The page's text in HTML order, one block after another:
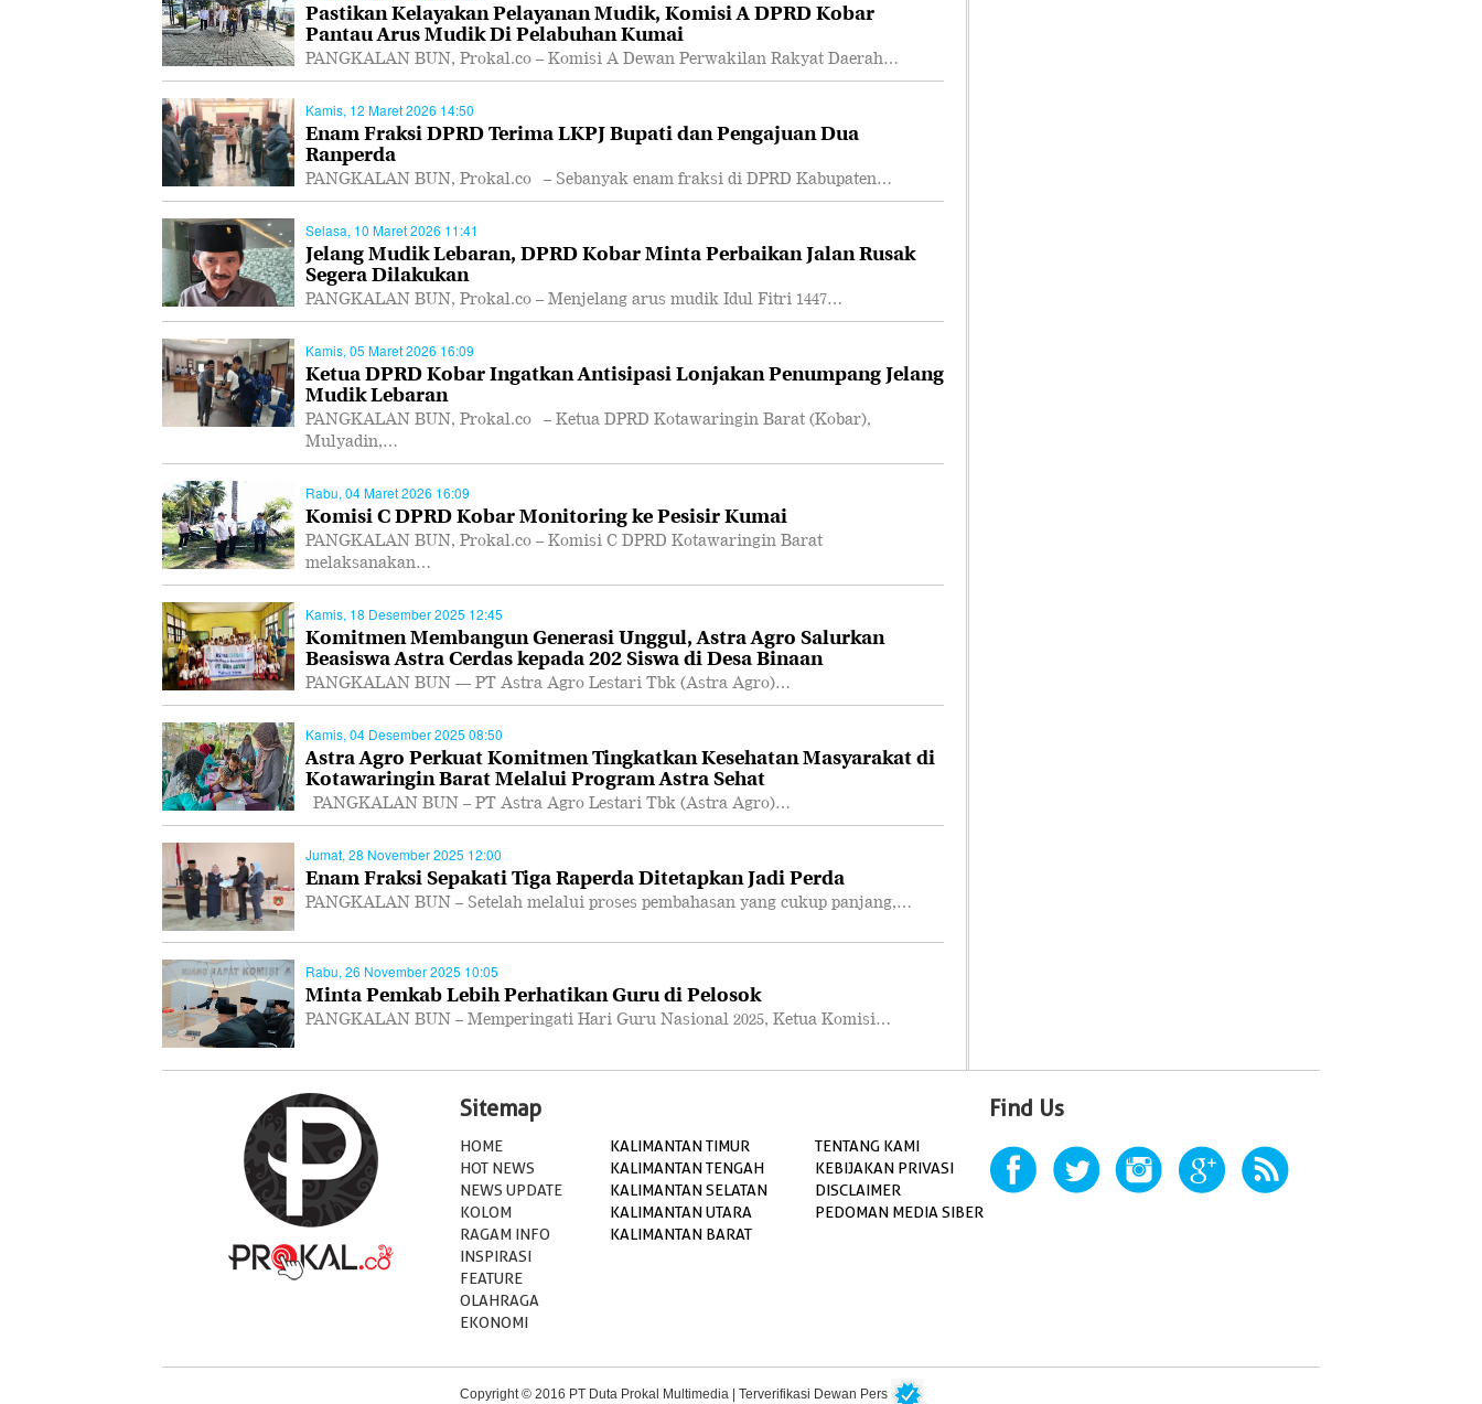
Pastikan Kelayakan Pelayanan Mudik, Komisi A DPRD Kobar
Pantau Arus Mudik Di Pelabuhan Kumai
PANGKALAN BUN, Prokal.co – Komisi A Dewan Perwakilan Rakyat Daerah…
Kamis, 12 Maret 2026 14:50
Enam Fraksi DPRD Terima LKPJ Bupati dan Pengajuan Dua
Ranperda
PANGKALAN BUN, Prokal.co – Sebanyak enam fraksi di DPRD Kabupaten…
Selasa, 10 Maret 2026 11:41
Jelang Mudik Lebaran, DPRD Kobar Minta Perbaikan Jalan Rusak
Segera Dilakukan
PANGKALAN BUN, Prokal.co – Menjelang arus mudik Idul Fitri 1447…
Kamis, 05 Maret 2026 16:09
Ketua DPRD Kobar Ingatkan Antisipasi Lonjakan Penumpang Jelang
Mudik Lebaran
PANGKALAN BUN, Prokal.co – Ketua DPRD Kotawaringin Barat (Kobar),
Mulyadin,…
Rabu, 04 Maret 2026 16:09
Komisi C DPRD Kobar Monitoring ke Pesisir Kumai
PANGKALAN BUN, Prokal.co – Komisi C DPRD Kotawaringin Barat
melaksanakan…
Kamis, 18 Desember 2025 12:45
Komitmen Membangun Generasi Unggul, Astra Agro Salurkan
Beasiswa Astra Cerdas kepada 202 Siswa di Desa Binaan
PANGKALAN BUN — PT Astra Agro Lestari Tbk (Astra Agro)…
Kamis, 04 Desember 2025 08:50
Astra Agro Perkuat Komitmen Tingkatkan Kesehatan Masyarakat di
Kotawaringin Barat Melalui Program Astra Sehat
PANGKALAN BUN – PT Astra Agro Lestari Tbk (Astra Agro)…
Jumat, 28 November 2025 12:00
Enam Fraksi Sepakati Tiga Raperda Ditetapkan Jadi Perda
PANGKALAN BUN – Setelah melalui proses pembahasan yang cukup panjang,…
Rabu, 26 November 2025 10:05
Minta Pemkab Lebih Perhatikan Guru di Pelosok
PANGKALAN BUN – Memperingati Hari Guru Nasional 2025, Ketua Komisi…
Sitemap
HOME
HOT NEWS
NEWS UPDATE
KOLOM
RAGAM INFO
INSPIRASI
FEATURE
OLAHRAGA
EKONOMI
KALIMANTAN TIMUR
KALIMANTAN TENGAH
KALIMANTAN SELATAN
KALIMANTAN UTARA
KALIMANTAN BARAT
TENTANG KAMI
KEBIJAKAN PRIVASI
DISCLAIMER
PEDOMAN MEDIA SIBER
Find Us
Copyright © 2016 PT Duta Prokal Multimedia | Terverifikasi Dewan Pers